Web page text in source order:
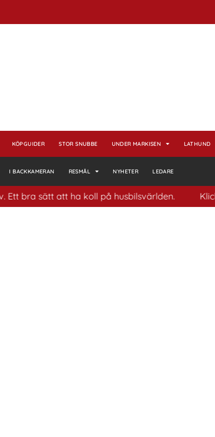
KÖPGUIDER STOR SNUBBE UNDER MARKISEN LATHUND
I BACKKAMERAN RESMÅL NYHETER LEDARE
att ha koll på husbilsvärlden. Klicka här för